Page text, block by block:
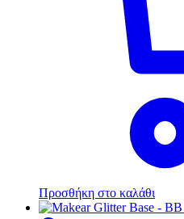
Προσθήκη στο καλάθι